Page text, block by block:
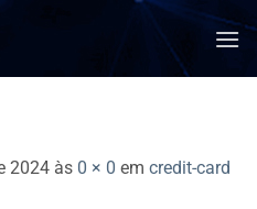
2024 às 0 × 0 em credit-card